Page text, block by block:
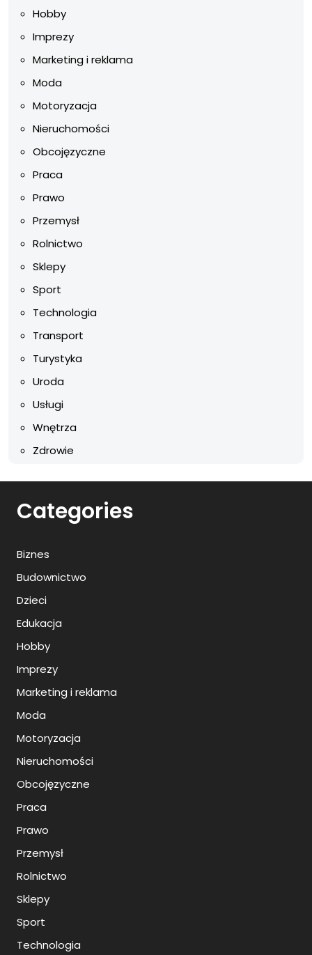
Hobby
Imprezy
Marketing i reklama
Moda
Motoryzacja
Nieruchomości
Obcojęzyczne
Praca
Prawo
Przemysł
Rolnictwo
Sklepy
Sport
Technologia
Transport
Turystyka
Uroda
Usługi
Wnętrza
Zdrowie
Categories
Biznes
Budownictwo
Dzieci
Edukacja
Hobby
Imprezy
Marketing i reklama
Moda
Motoryzacja
Nieruchomości
Obcojęzyczne
Praca
Prawo
Przemysł
Rolnictwo
Sklepy
Sport
Technologia